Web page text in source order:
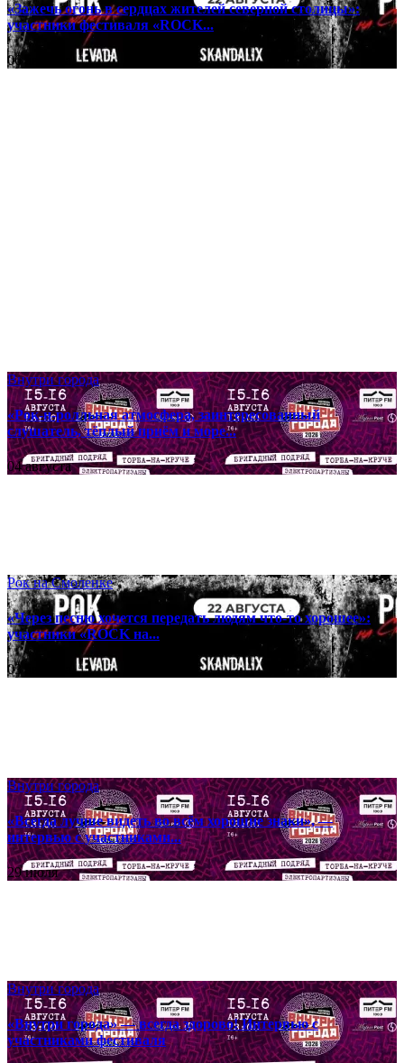
«Зажечь огонь в сердцах жителей северной столицы»:
участники фестиваля «ROCK...
06 августа
Внутри города
«Рок-н-ролльная атмосфера, заинтересованный
слушатель, тёплый приём и море...
04 августа
Рок на Смоленке
«Через песню хочется передать людям что-то хорошее»:
участники «ROCK на...
03 августа
Внутри города
«Всегда лучше видеть во всём хорошие знаки», —
интервью с участниками...
29 июля
Внутри города
«Внутри города» — всегда здорово! Интервью с
участниками фестиваля